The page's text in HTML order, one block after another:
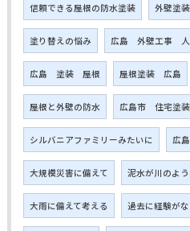
信頼できる屋根の防水塗装 外壁塗
塗り替えの悩み 広島 外壁工事 人
広島 塗装 屋根 屋根塗装 広島
屋根と外壁の防水 広島市 住宅塗装
シルバニアファミリーみたいに 広
大規模災害に備えて 泥水が川のよ
大雨に備えて考える 過去に経験が